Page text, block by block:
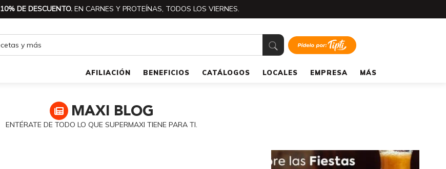
10% DE DESCUENTO. EN CARNES Y PROTEÍNAS, TODOS LOS VIERNES.
AFILIACIÓN BENEFICIOS CATÁLOGOS LOCALES EMPRESA MÁS
MAXI BLOG
ENTÉRATE DE TODO LO QUE SUPERMAXI TIENE PARA TI.